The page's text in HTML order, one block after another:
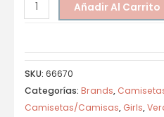
Añadir Al Carrito
SKU: 66670
Categorías: Brands,
Camisetas/Camisas, Girls,